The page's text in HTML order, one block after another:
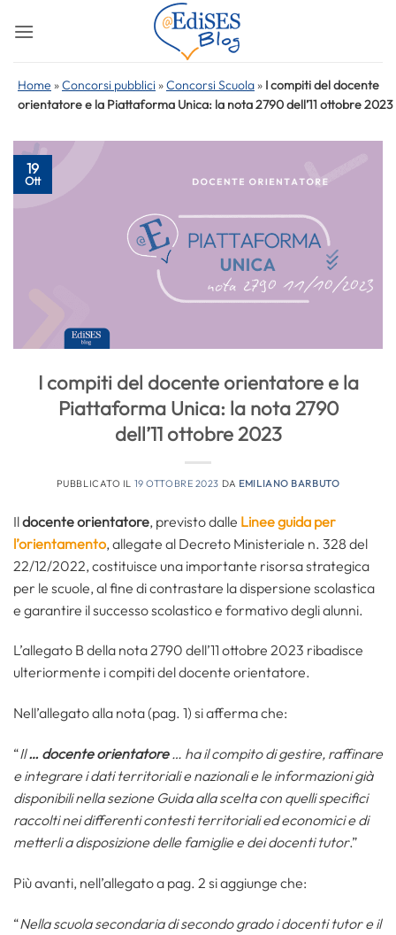
Home »Concorsi pubblici »Concorsi Scuola » I compiti del docente
orientatore e la Piattaforma Unica: la nota 2790 dell’11 ottobre 2023
19
Ott
I compiti del docente orientatore e la
Piattaforma Unica: la nota 2790
dell’11 ottobre 2023
PUBBLICATO IL 19 OTTOBRE 2023 DA EMILIANO BARBUTO
Ildocente orientatore, previsto dalle Linee guida per
l’orientamento, allegate al Decreto Ministeriale n. 328 del
22/12/2022, costituisce una importante risorsa strategica
per le scuole, al fine di contrastare la dispersione scolastica
e garantire il successo scolastico e formativo degli alunni.
L’allegato B della nota 2790 dell’11 ottobre 2023 ribadisce
ulteriormente i compiti del docente orientatore.
Nell’allegato alla nota (pag. 1) si afferma che:
“Il… docente orientatore… ha il compito di gestire, raffinare
e integrare i dati territoriali e nazionali e le informazioni già
disponibili nella sezione Guida alla scelta con quelli specifici
raccolti nei differenti contesti territoriali ed economici e di
metterli a disposizione delle famiglie e dei docenti tutor.”
Più avanti, nell’allegato a pag. 2 si aggiunge che:
“Nella scuola secondaria di secondo grado i docenti tutor e il